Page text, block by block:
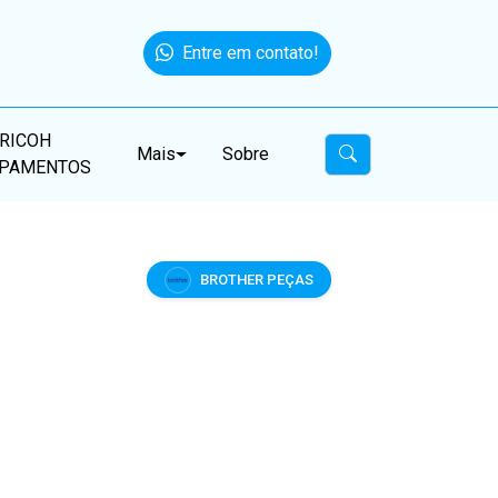
Entre em contato!
RICOH
Mais Sobre
BROTHER PEÇAS